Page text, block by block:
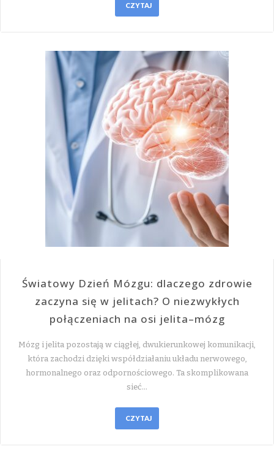
CZYTAJ
Światowy Dzień Mózgu: dlaczego zdrowie
zaczyna się w jelitach? O niezwykłych
połączeniach na osi jelita–mózg
Mózg i jelita pozostają w ciągłej, dwukierunkowej komunikacji,
która zachodzi dzięki współdziałaniu układu nerwowego,
hormonalnego oraz odpornościowego. Ta skomplikowana
sieć…
CZYTAJ